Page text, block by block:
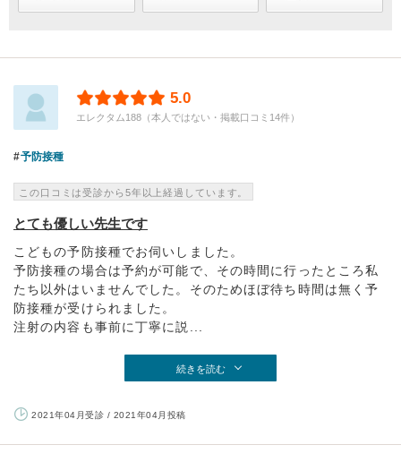
5.0
エレクタム188（本人ではない・掲載口コミ14件）
予防接種
この口コミは受診から5年以上経過しています。
とても優しい先生です
こどもの予防接種でお伺いしました。
予防接種の場合は予約が可能で、その時間に行ったところ私
たち以外はいませんでした。そのためほぼ待ち時間は無く予
防接種が受けられました。
注射の内容も事前に丁寧に説...
続きを読む
2021年04月受診 / 2021年04月投稿